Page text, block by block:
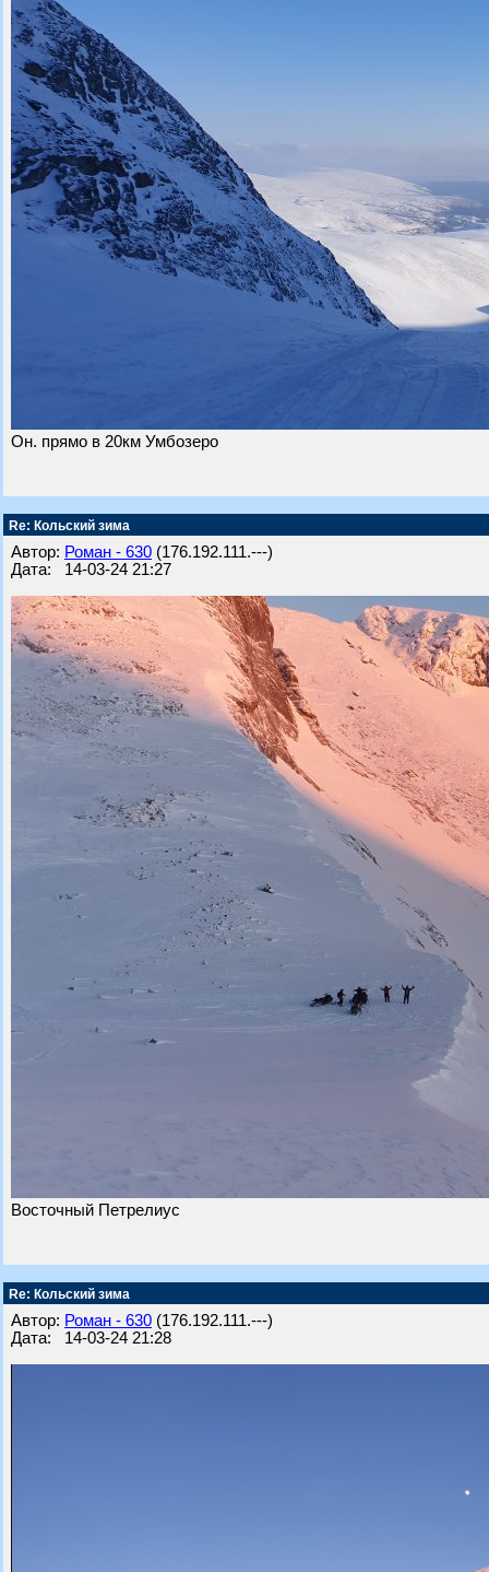
Он. прямо в 20км Умбозеро
Re: Кольский зима
Автор: Роман - 630 (176.192.111.---)
Дата: 14-03-24 21:27
Восточный Петрелиус
Re: Кольский зима
Автор: Роман - 630 (176.192.111.---)
Дата: 14-03-24 21:28